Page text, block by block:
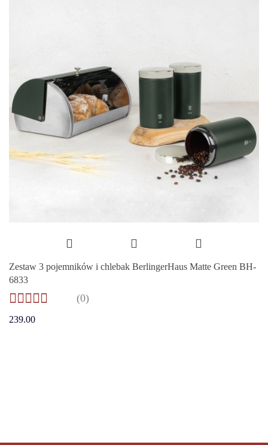
Zestaw 3 pojemników i chlebak BerlingerHaus Matte Green BH-
6833
(0)
239.00